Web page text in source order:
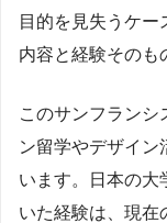
目的を見失うケ
内容と経験そのも
このサンフランシ
ン留学やデザイン
います。日本の大
いた経験は、現在